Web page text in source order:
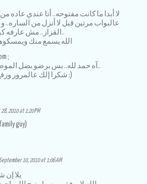
لا أبدا ما كانت مفتوحه.. أنا عندي عاده
عالبواب مرتين قبل لا أنزل من الساره..
القزاز.. مش عارفه كيف فتحوها..
الله يسمع منك
;
آه حمد لله.. بس برضو بضل الموضوع بضايق..
شكرا إلك عالمرور ورفع معنوياتي :)
2010 at 1:20 PM
guy)
September 10, 2010 at 1:06 AM
يلا إن